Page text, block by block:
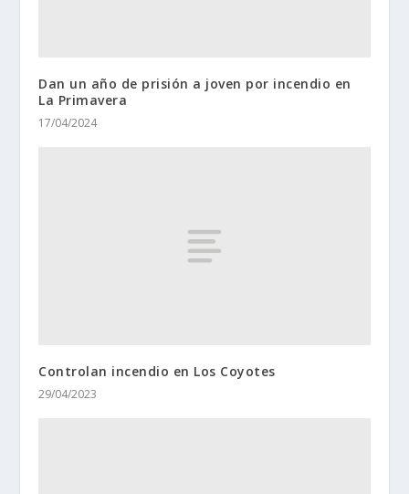
Dan un año de prisión a joven por incendio en
La Primavera
17/04/2024
Controlan incendio en Los Coyotes
29/04/2023